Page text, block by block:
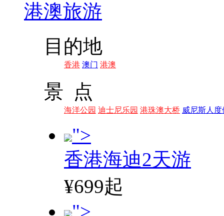
港澳旅游
目的地
香港 澳门 港澳
景 点
海洋公园 迪士尼乐园 港珠澳大桥 威尼斯人度
">
香港海迪2天游
¥699起
">